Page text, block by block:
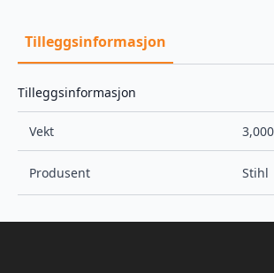
Tilleggsinformasjon
Tilleggsinformasjon
Vekt
Produsent Stihl